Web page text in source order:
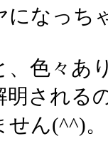
になっち
、色々あ
明される
ん(^^)。